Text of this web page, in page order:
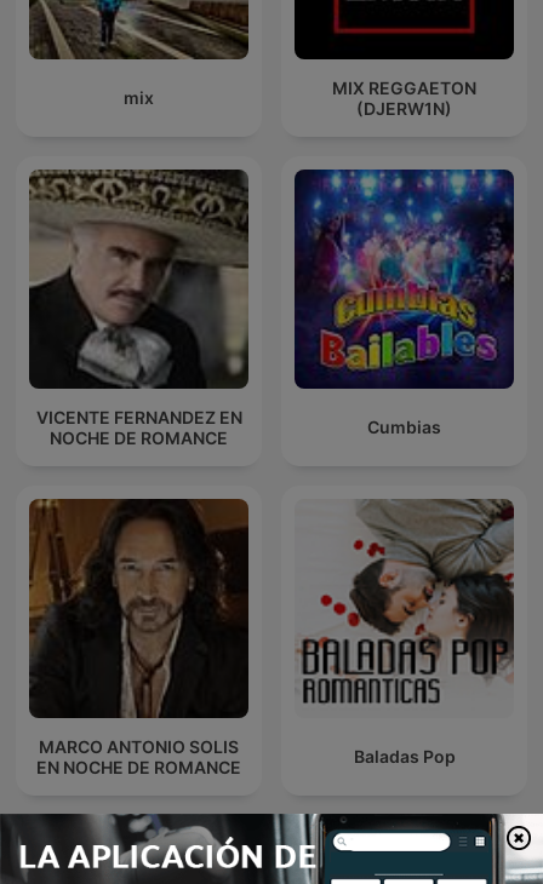
mix
MIX REGGAETON
(DJERW1N)
VICENTE FERNANDEZ EN
NOCHE DE ROMANCE
Cumbias
MARCO ANTONIO SOLIS
EN NOCHE DE ROMANCE
Baladas Pop